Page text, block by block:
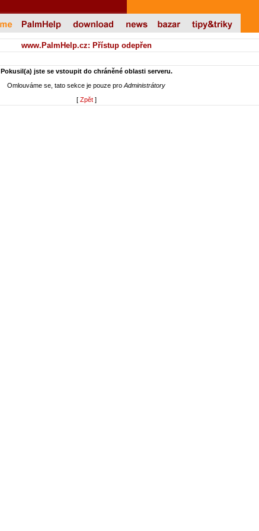
www.PalmHelp.cz: Přístup odepřen
Pokusil(a) jste se vstoupit do chráněné oblasti serveru.
Omlouváme se, tato sekce je pouze pro Administrátory
[ Zpět]